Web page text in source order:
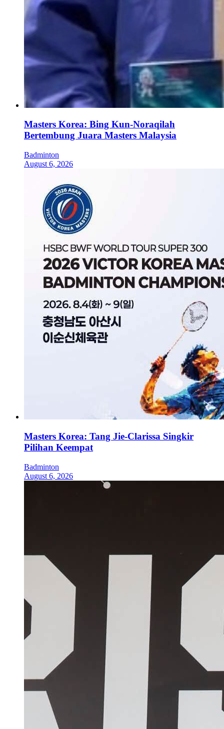
Masters Korea: Bing Kun-Noraqilah
Bertembung Juara Masters Malaysia
Badminton
August 6, 2026
Masters Korea: Tang Jie-Clarissa Singkir
Pilihan Keempat
Badminton
August 6, 2026